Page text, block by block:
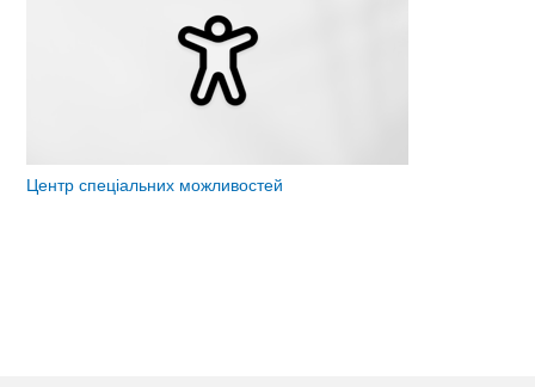
Центр спеціальних можливостей